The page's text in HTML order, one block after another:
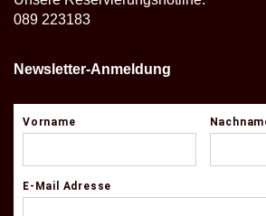
089 223183
Newsletter-Anmeldung